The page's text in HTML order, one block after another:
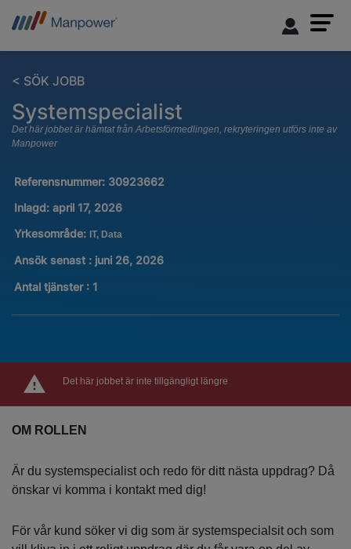
< SÖK JOBB
Systemspecialist
Det här jobbet är hämtat från Arbetsförmedlingen, rekryteringen utförs inte av
Manpower
Referensnummer: 30923662
Inlagd: april 17, 2026
Yrkesområde: IT, Data
Ansök senast : juni 26, 2026
Antal tjänster : 1
Det här jobbet är inte tillgängligt längre
OM ROLLEN
Är du systemspecialist och redo för ditt nästa uppdrag? Då
önskar vi komma i kontakt med dig!
För vår kund söker vi dig som är systemspecialsit och som